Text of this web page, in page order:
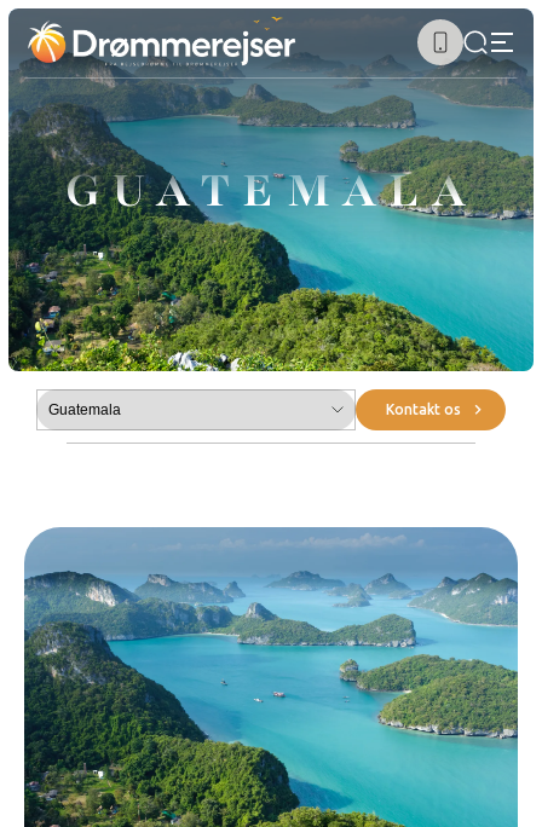
GUATEMALA
Submenu Kontakt os